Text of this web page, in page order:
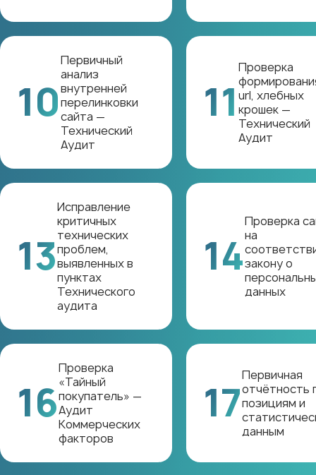
10
Первичный
анализ
внутренней
перелинковки
сайта —
Технический
Аудит
11
Проверка
url, хлебных
крошек —
Технический
Аудит
13
Исправление
критичных
технических
проблем,
выявленных в
пунктах
Технического
аудита
14
Проверка
на
закону о
данных
16
Проверка
«Тайный
покупатель» —
Аудит
Коммерческих
факторов
17
Первичная
отчётность
позициям и
данным